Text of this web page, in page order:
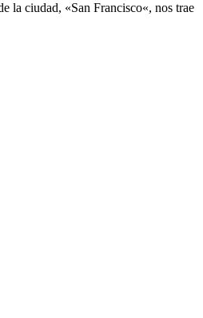
la ciudad, «San Francisco«, nos trae